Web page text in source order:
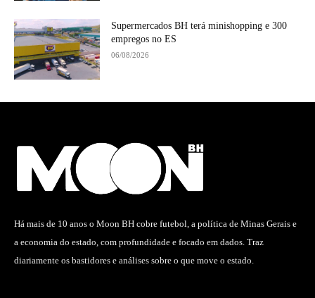
Supermercados BH terá minishopping e 300
empregos no ES
06/08/2026
Há mais de 10 anos o Moon BH cobre futebol, a política de Minas Gerais e
a economia do estado, com profundidade e focado em dados. Traz
diariamente os bastidores e análises sobre o que move o estado.